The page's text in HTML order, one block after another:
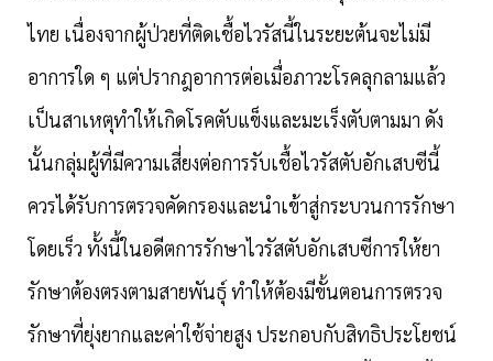
ไทย เนื่องจากผู้ป่วยที่ติดเชื้อไวรัสนี้ในระยะต้นจะไม่มี
อาการใด ๆ แต่ปรากฎอาการต่อเมื่อภาวะโรคลุกลามแล้ว
เป็นสาเหตุทำให้เกิดโรคตับแข็งและมะเร็งตับตามมา ดัง
นั้นกลุ่มผู้ที่มีความเสี่ยงต่อการรับเชื้อไวรัสตับอักเสบซีนี้
ควรได้รับการตรวจคัดกรองและนำเข้าสู่กระบวนการรักษา
โดยเร็ว ทั้งนี้ในอดีตการรักษาไวรัสตับอักเสบซีการให้ยา
รักษาต้องตรงตามสายพันธุ์ ทำให้ต้องมีขั้นตอนการตรวจ
รักษาที่ยุ่งยากและค่าใช้จ่ายสูง ประกอบกับสิทธิประโยชน์